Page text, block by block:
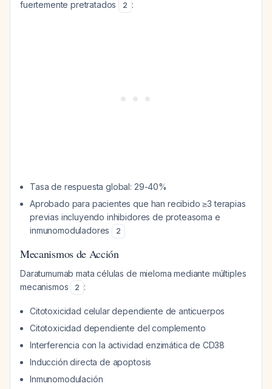
fuertemente pretratados 2 :
Tasa de respuesta global: 29-40%
Aprobado para pacientes que han recibido ≥3 terapias
previas incluyendo inhibidores de proteasoma e
inmunomoduladores
2
Mecanismos de Acción
Daratumumab mata células de mieloma mediante múltiples
mecanismos
2 :
Citotoxicidad celular dependiente de anticuerpos
Citotoxicidad dependiente del complemento
Interferencia con la actividad enzimática de CD38
Inducción directa de apoptosis
Inmunomodulación